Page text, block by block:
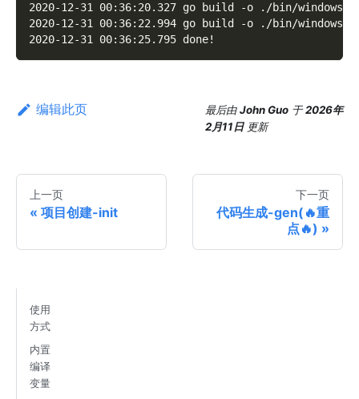
2020-12-31 00:36:20.327 go build -o ./bin/
2020-12-31 00:36:22.994 go build -o ./bin/
2020-12-31 00:36:25.795 done!
编辑此页 最后由John Guo 于2026年
2月11日 更新
上一页
项目创建-init
下一页
代码生成-gen(🔥重
点🔥)
使用
方式
内置
编译
变量